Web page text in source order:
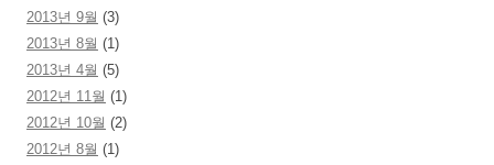
2013년 9월 (3)
2013년 8월 (1)
2013년 4월 (5)
2012년 11월 (1)
2012년 10월 (2)
2012년 8월 (1)